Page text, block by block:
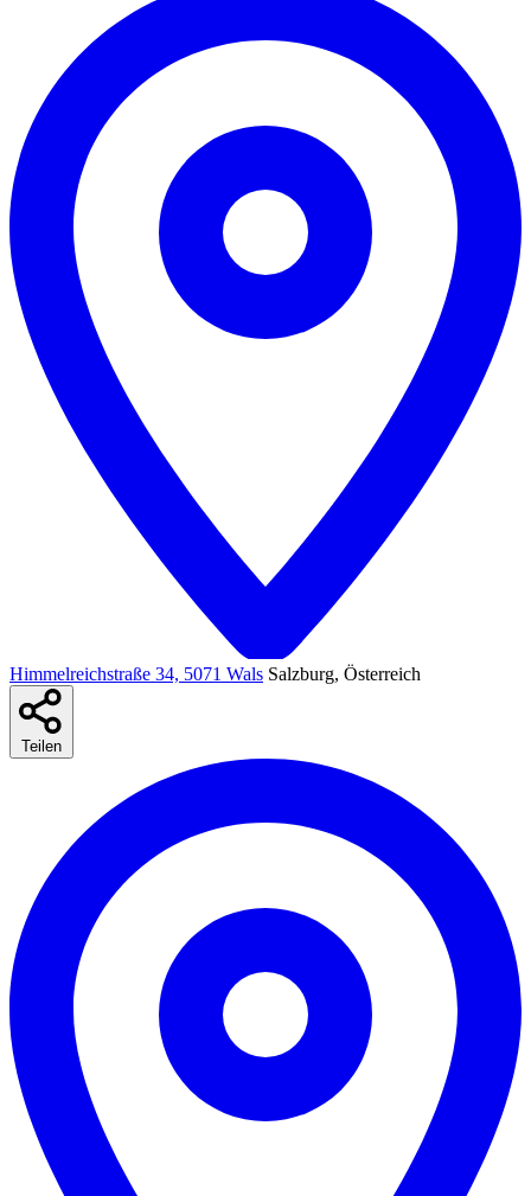
Himmelreichstraße 34, 5071 Wals Salzburg, Österreich
Teilen